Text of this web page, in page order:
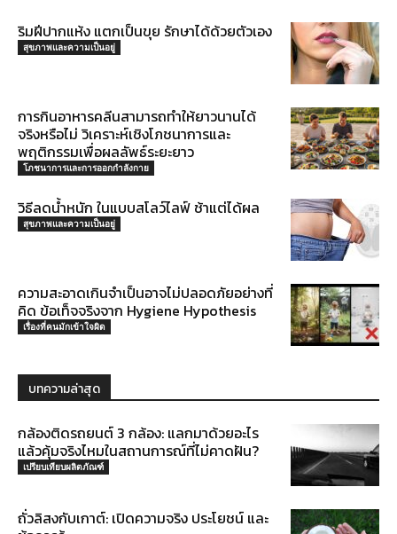
ริมฝีปากแห้ง แตกเป็นขุย รักษาได้ด้วยตัวเอง
สุขภาพและความเป็นอยู่
การกินอาหารคลีนสามารถทำให้ยาวนานได้
จริงหรือไม่ วิเคราะห์เชิงโภชนาการและ
พฤติกรรมเพื่อผลลัพธ์ระยะยาว
โภชนาการและการออกกำลังกาย
วิธีลดน้ำหนัก ในแบบสโลว์ไลฟ์ ช้าแต่ได้ผล
สุขภาพและความเป็นอยู่
ความสะอาดเกินจำเป็นอาจไม่ปลอดภัยอย่างที่
คิด ข้อเท็จจริงจาก Hygiene Hypothesis
เรื่องที่คนมักเข้าใจผิด
บทความล่าสุด
กล้องติดรถยนต์ 3 กล้อง: แลกมาด้วยอะไร
แล้วคุ้มจริงไหมในสถานการณ์ที่ไม่คาดฝัน?
เปรียบเทียบผลิตภัณฑ์
ถั่วลิสงกับเกาต์: เปิดความจริง ประโยชน์ และ